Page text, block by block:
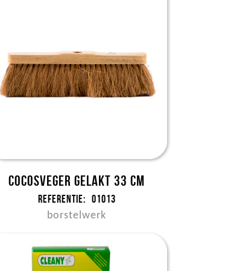
Cocosveger gelakt 33 cm
Referentie: 01013
borstelwerk